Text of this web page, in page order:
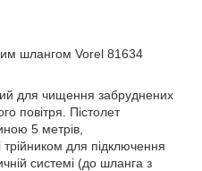
шлангом Vorel 81634
для чищення забруднених
повітря. Пістолет
5 метрів,
для підключення
системі (до шланга з